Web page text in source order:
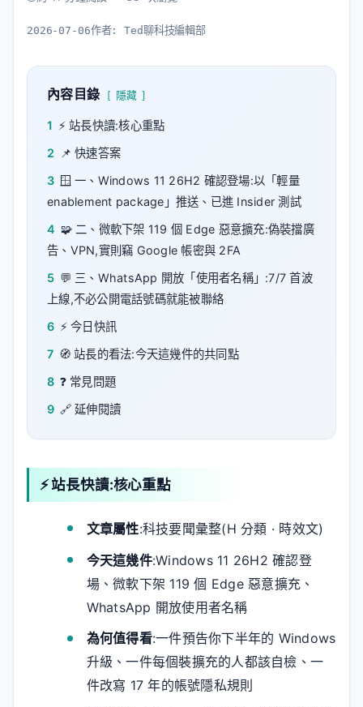
2026-07-06作者:Ted聊科技編輯部
內容目錄 隱藏
1 ⚡ 站長快讀:核心重點
2
📌 快速答案
3 🪟 一、Windows 11 26H2 確認登場:以「輕量
enablement package」推送、已進 Insider 測試
4 🧩 二、微軟下架 119 個 Edge 惡意擴充:偽裝擋廣
告、VPN,實則竊 Google 帳密與 2FA
5 💬 三、WhatsApp 開放「使用者名稱」:7/7 首波
上線,不必公開電話號碼就能被聯絡
6 ⚡ 今日快訊
7 🧭 站長的看法:今天這幾件的共同點
8 ❓ 常見問題
9 🔗 延伸閱讀
⚡ 站長快讀:核心重點
文章屬性:科技要聞彙整(H 分類 · 時效文)
今天這幾件:Windows 11 26H2 確認登
場、微軟下架 119 個 Edge 惡意擴充、
WhatsApp 開放使用者名稱
為何值得看:一件預告你下半年的 Windows
升級、一件每個裝擴充的人都該自檢、一
件改寫 17 年的帳號隱私規則